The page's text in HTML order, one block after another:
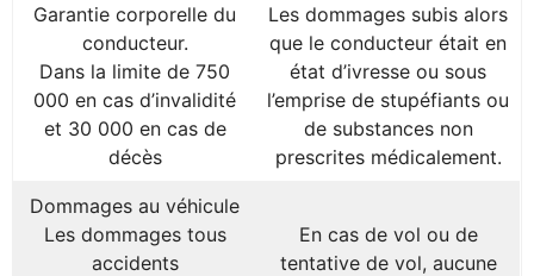
Garantie corporelle du
conducteur.
Dans la limite de 750
000 en cas d’invalidité
et 30 000 en cas de
décès
Les dommages subis alors
que le conducteur était en
état d’ivresse ou sous
l’emprise de stupéfiants ou
de substances non
prescrites médicalement.
Dommages au véhicule
Les dommages tous
accidents
En cas de vol ou de
tentative de vol, aucune